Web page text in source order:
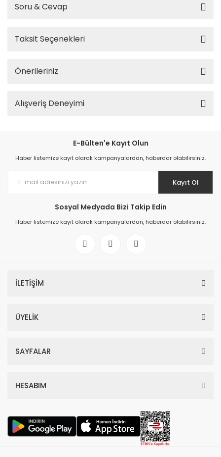
Soru & Cevap
Taksit Seçenekleri
Önerileriniz
Alışveriş Deneyimi
E-Bülten'e Kayıt Olun
Haber listemize kayıt olarak kampanyalardan, haberdar olabilirsiniz.
Kayıt Ol
Sosyal Medyada Bizi Takip Edin
Haber listemize kayıt olarak kampanyalardan, haberdar olabilirsiniz.
İLETİŞİM
ÜYELİK
SAYFALAR
HESABIM